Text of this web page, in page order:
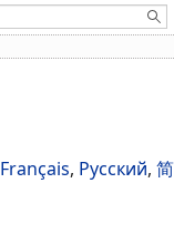
Français, Русский, 简